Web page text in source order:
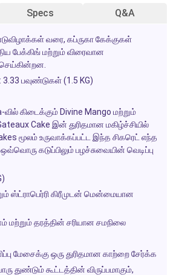
Specs Q&A
வரை, கப்ருகா கேக்குகள்
பேக்கிங் மற்றும் விரைவான
3.33 பவுண்டுகள் (1.5 KG)
வில் கிடைக்கும்Divine Mango மற்றும்
Cake இன் துரிதமான மகிழ்ச்சியில்
மூலம் உருவாக்கப்பட்ட இந்த சிகரெட் எந்த
ஒவ்வொரு கடுப்பிலும் பழச்சுவையின் வெடிப்பு
ஸ்ட்ராபெர்ரி கிரீமுடன் மென்மையான
மற்றும் தரத்தின் சரியான சமநிலை
மேசைக்கு ஒரு துரிதமான காற்றை சேர்க்க
துண்டும் கூட்டத்தின் விருப்பமாகும்,